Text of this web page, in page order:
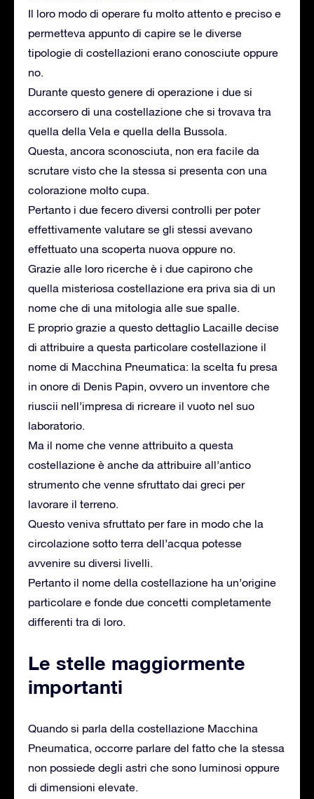
Il loro modo di operare fu molto attento e preciso e
permetteva appunto di capire se le diverse
tipologie di costellazioni erano conosciute oppure
no.
Durante questo genere di operazione i due si
accorsero di una costellazione che si trovava tra
quella della Vela e quella della Bussola.
Questa, ancora sconosciuta, non era facile da
scrutare visto che la stessa si presenta con una
colorazione molto cupa.
Pertanto i due fecero diversi controlli per poter
effettivamente valutare se gli stessi avevano
effettuato una scoperta nuova oppure no.
Grazie alle loro ricerche è i due capirono che
quella misteriosa costellazione era priva sia di un
nome che di una mitologia alle sue spalle.
E proprio grazie a questo dettaglio Lacaille decise
di attribuire a questa particolare costellazione il
nome di Macchina Pneumatica: la scelta fu presa
in onore di Denis Papin, ovvero un inventore che
riuscii nell’impresa di ricreare il vuoto nel suo
laboratorio.
Ma il nome che venne attribuito a questa
costellazione è anche da attribuire all’antico
strumento che venne sfruttato dai greci per
lavorare il terreno.
Questo veniva sfruttato per fare in modo che la
circolazione sotto terra dell’acqua potesse
avvenire su diversi livelli.
Pertanto il nome della costellazione ha un’origine
particolare e fonde due concetti completamente
differenti tra di loro.
Le stelle maggiormente
importanti
Quando si parla della costellazione Macchina
Pneumatica, occorre parlare del fatto che la stessa
non possiede degli astri che sono luminosi oppure
di dimensioni elevate.